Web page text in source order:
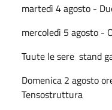
martedì 4 agosto -
mercoledì 5 agosto -
Tuute le sere stand
Domenica 2 agosto
Tensostruttura